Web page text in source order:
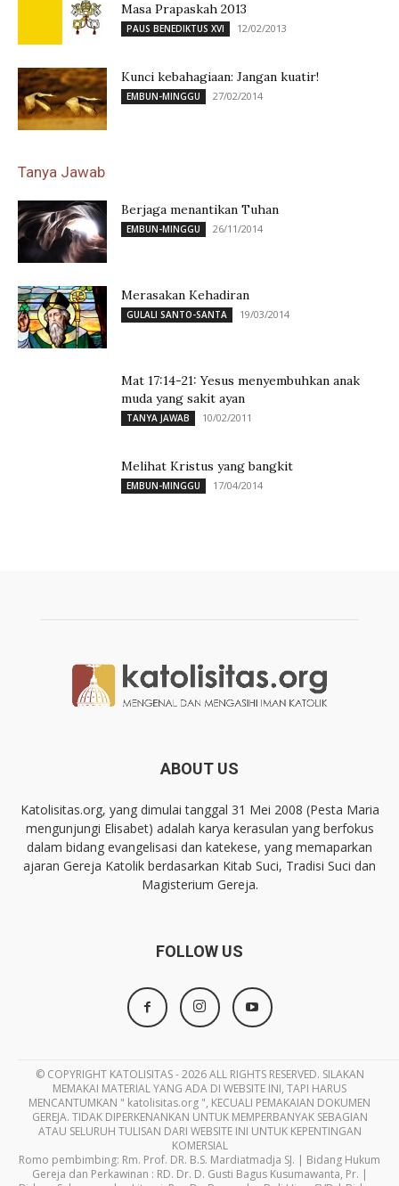
Masa Prapaskah 2013
PAUS BENEDIKTUS XVI 12/02/2013
Kunci kebahagiaan: Jangan kuatir!
EMBUN-MINGGU 27/02/2014
Tanya Jawab
Berjaga menantikan Tuhan
EMBUN-MINGGU 26/11/2014
Merasakan Kehadiran
GULALI SANTO-SANTA 19/03/2014
Mat 17:14-21: Yesus menyembuhkan anak
muda yang sakit ayan
TANYA JAWAB 10/02/2011
Melihat Kristus yang bangkit
EMBUN-MINGGU 17/04/2014
ABOUT US
Katolisitas.org, yang dimulai tanggal 31 Mei 2008 (Pesta Maria
mengunjungi Elisabet) adalah karya kerasulan yang berfokus
dalam bidang evangelisasi dan katekese, yang memaparkan
ajaran Gereja Katolik berdasarkan Kitab Suci, Tradisi Suci dan
Magisterium Gereja.
FOLLOW US
© COPYRIGHT KATOLISITAS - 2026 ALL RIGHTS RESERVED. SILAKAN
MEMAKAI MATERIAL YANG ADA DI WEBSITE INI, TAPI HARUS
MENCANTUMKAN " katolisitas.org ", KECUALI PEMAKAIAN DOKUMEN
GEREJA. TIDAK DIPERKENANKAN UNTUK MEMPERBANYAK SEBAGIAN
ATAU SELURUH TULISAN DARI WEBSITE INI UNTUK KEPENTINGAN
KOMERSIAL
Romo pembimbing: Rm. Prof. DR. B.S. Mardiatmadja SJ. | Bidang Hukum
Gereja dan Perkawinan : RD. Dr. D. Gusti Bagus Kusumawanta, Pr. |